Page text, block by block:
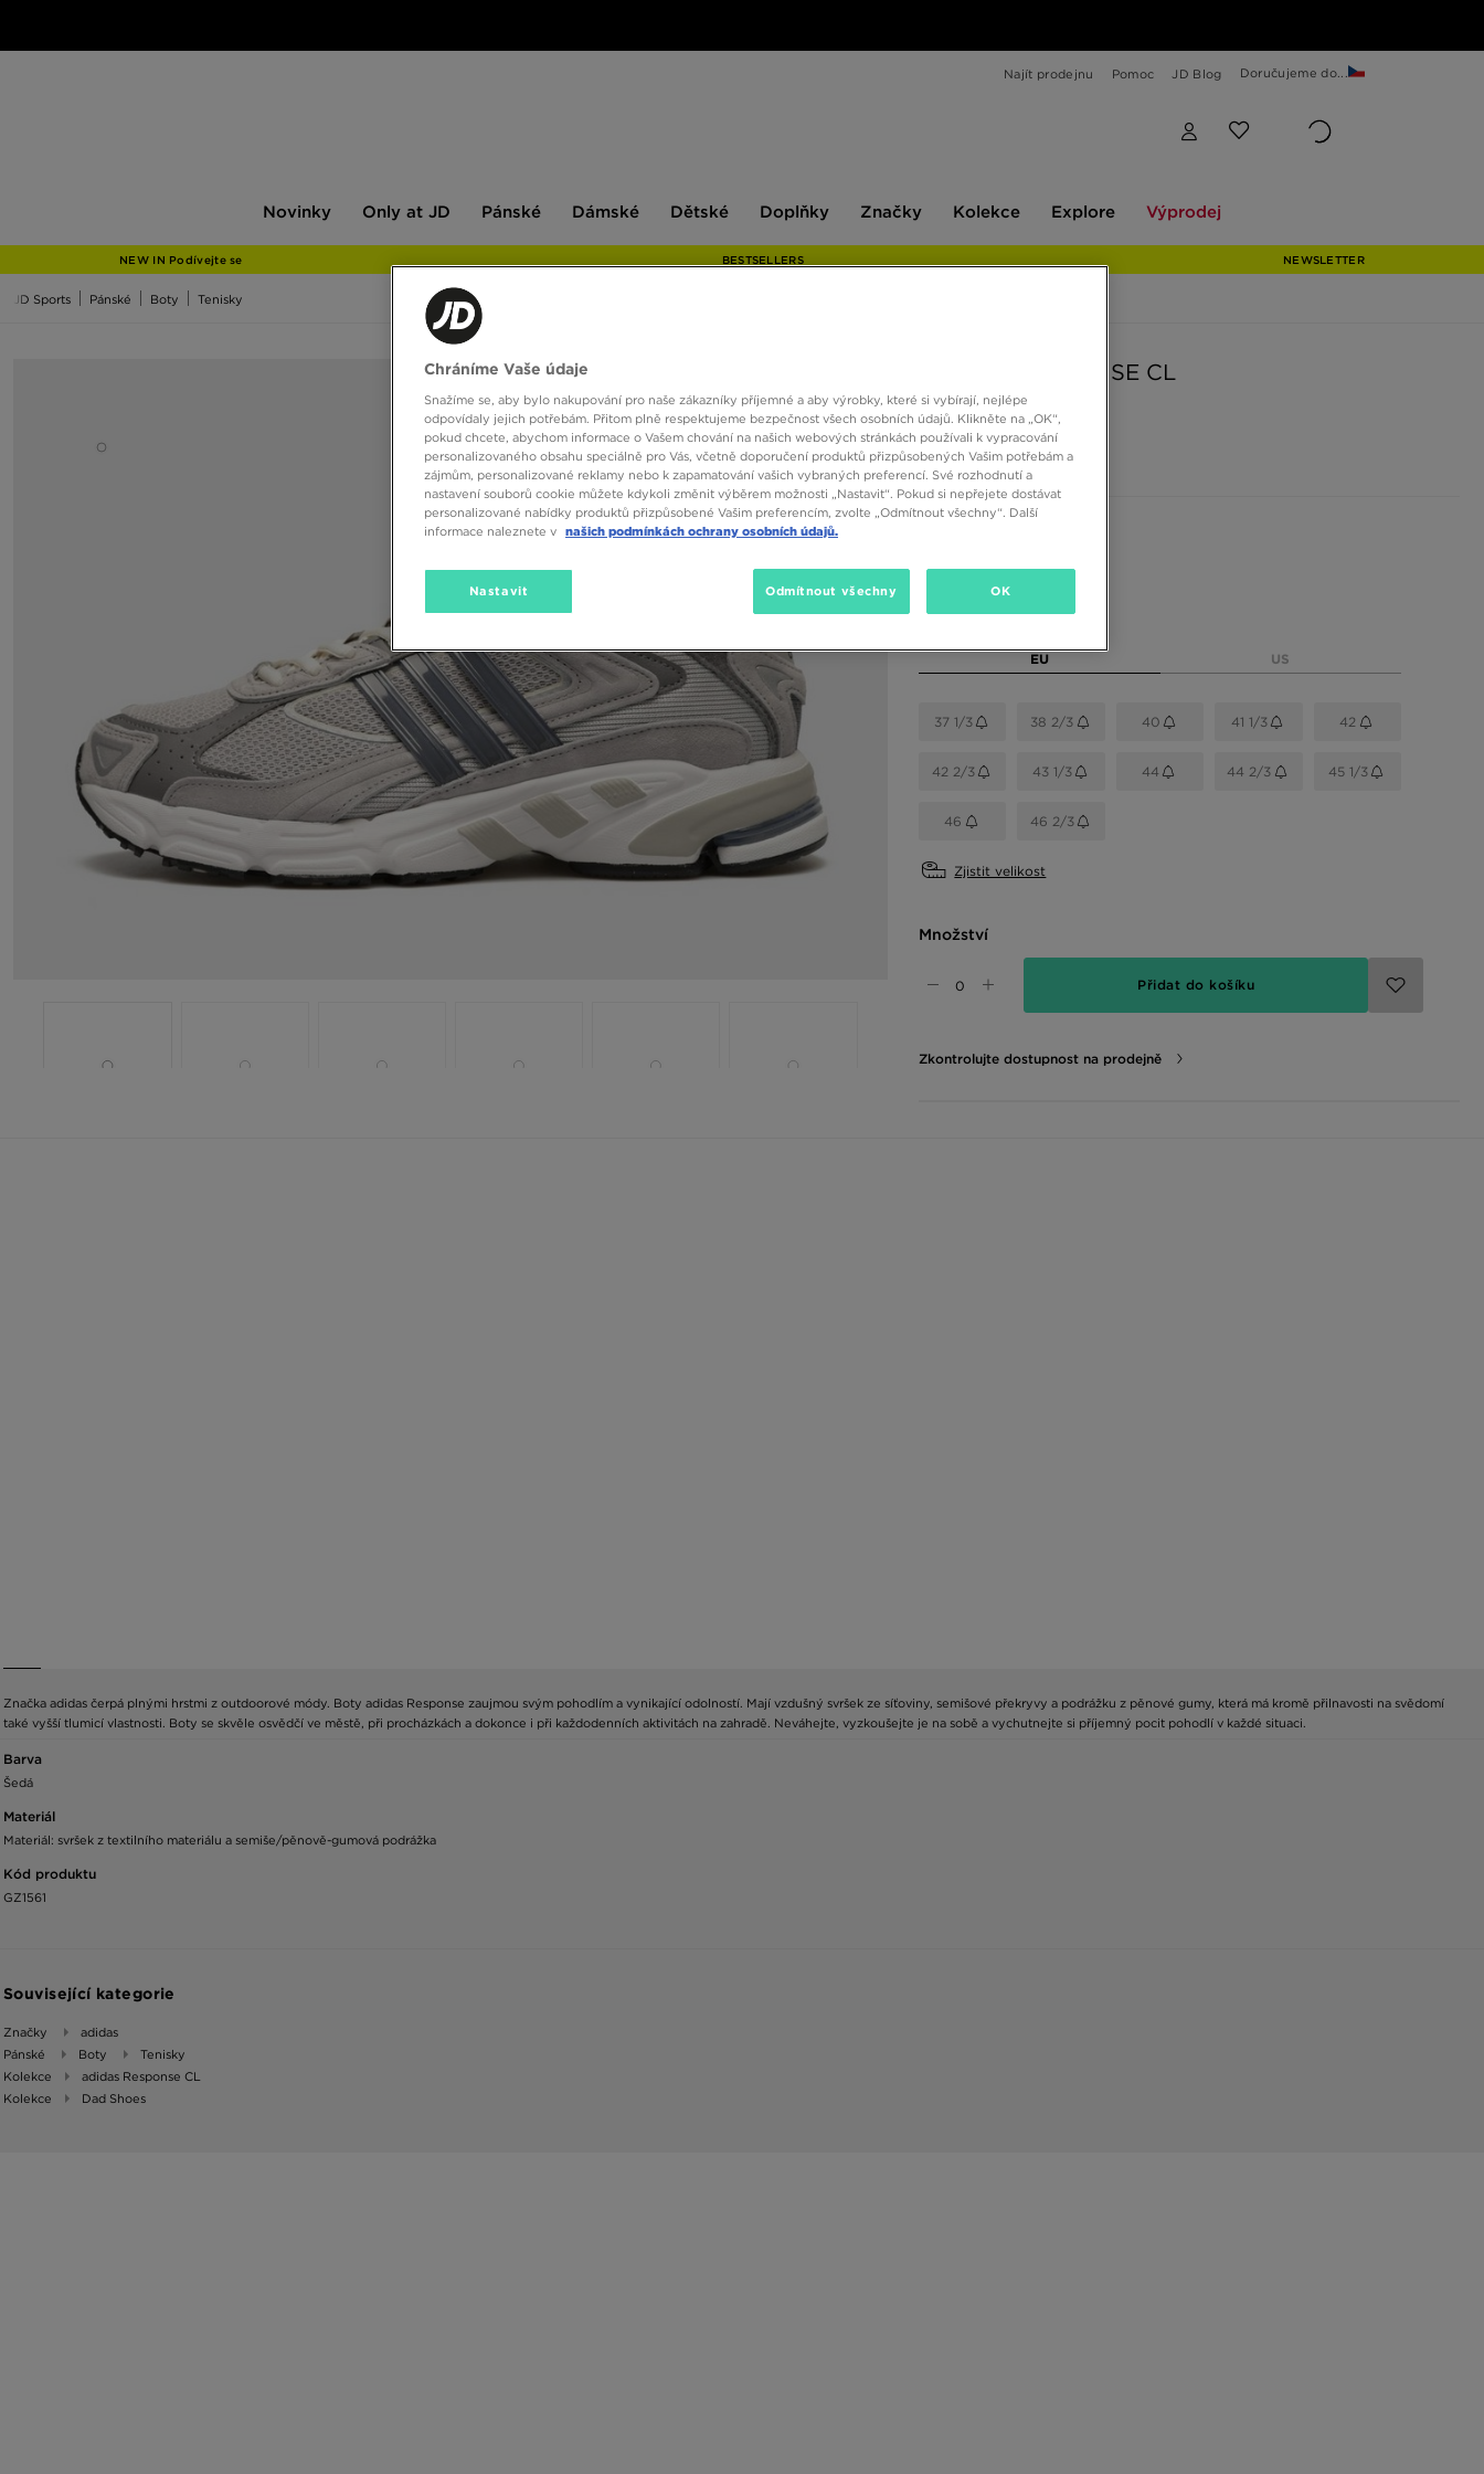
Najít prodejnu Pomoc JD Blog Doručujeme do...
Novinky
JD
Only at JD Pánské Dámské Dětské Doplňky Značky Kolekce Explore Výprodej
NEW IN Podívejte se BESTSELLERS NEWSLETTER
JD Sports Pánské Boty Tenisky
ADIDAS RESPONSE CL
2790 Kč
Vyberte velikost
EU US
37 1/3 38 2/3 40 41 1/3 42
42 2/3 43 1/3 44 44 2/3 45 1/3
46 46 2/3
Zjistit velikost
Množství
Přidat do košíku
Zkontrolujte dostupnost na prodejně
Značka adidas čerpá plnými hrstmi z outdoorové módy. Boty adidas Response zaujmou svým pohodlím a vynikající odolností. Mají vzdušný svršek ze síťoviny, semišové překryvy a podrážku z pěnové gumy, která má kromě přilnavosti na svědomí
také vyšší tlumicí vlastnosti. Boty se skvěle osvědčí ve městě, při procházkách a dokonce i při každodenních aktivitách na zahradě. Neváhejte, vyzkoušejte je na sobě a vychutnejte si příjemný pocit pohodlí v každé situaci.
Barva
Šedá
Materiál
Materiál: svršek z textilního materiálu a semiše/pěnově-gumová podrážka
Kód produktu
GZ1561
Související kategorie
Značky
adidas
Pánské
Boty
Tenisky
Kolekce
adidas Response CL
Kolekce
Dad Shoes
Chráníme Vaše údaje
Snažíme se, aby bylo nakupování pro naše zákazníky příjemné a aby výrobky, které si vybírají, nejlépe
odpovídaly jejich potřebám. Přitom plně respektujeme bezpečnost všech osobních údajů. Klikněte na „OK“,
pokud chcete, abychom informace o Vašem chování na našich webových stránkách používali k vypracování
personalizovaného obsahu speciálně pro Vás, včetně doporučení produktů přizpůsobených Vašim potřebám a
zájmům, personalizované reklamy nebo k zapamatování vašich vybraných preferencí. Své rozhodnutí a
nastavení souborů cookie můžete kdykoli změnit výběrem možnosti „Nastavit“. Pokud si nepřejete dostávat
personalizované nabídky produktů přizpůsobené Vašim preferencím, zvolte „Odmítnout všechny“. Další
informace naleznete v našich podmínkách ochrany osobních údajů.
Nastavit Odmítnout všechny OK